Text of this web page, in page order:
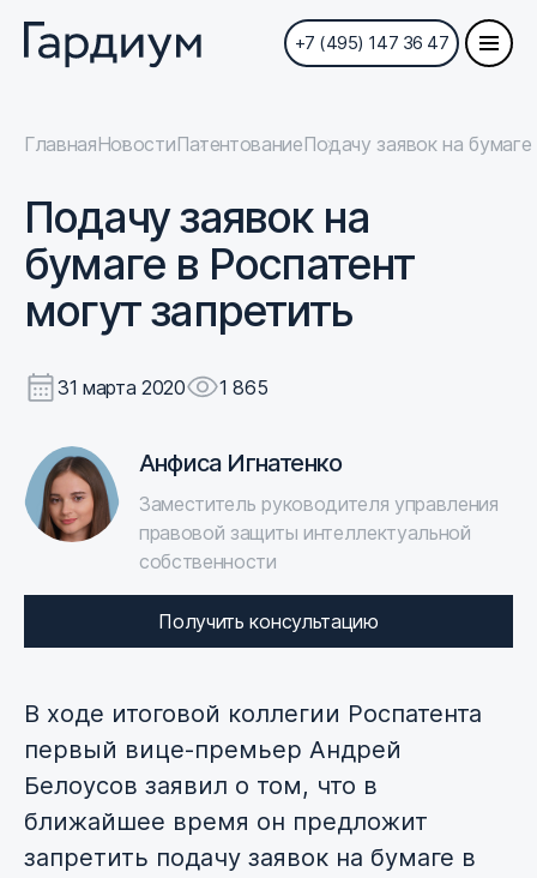
+7 (495) 147 36 47
ГлавнаяНовостиПатентованиеПодачу заявок на
Подачу заявок на
бумаге в Роспатент
могут запретить
31 марта 2020 1 865
В ходе итоговой коллегии Роспатента
первый вице-премьер Андрей
Белоусов заявил о том, что в
ближайшее время он предложит
запретить подачу заявок на бумаге в
Анфиса Игнатенко
Заместитель руководителя управления
правовой защиты интеллектуальной
собственности
Получить консультацию